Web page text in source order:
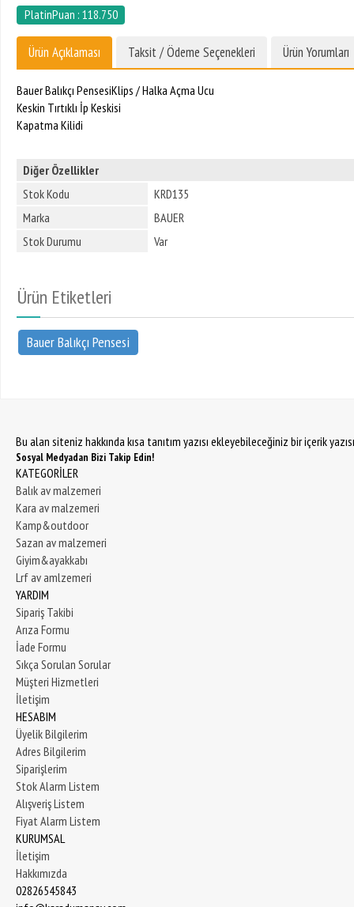
PlatinPuan : 118.750
Ürün Açıklaması Taksit / Ödeme Seçenekleri Ürün Yorumları
Bauer Balıkçı PensesiKlips / Halka Açma Ucu
Keskin Tırtıklı İp Keskisi
Kapatma Kilidi
Diğer Özellikler
Stok Kodu
KRD135
Marka
BAUER
Stok Durumu
Var
Ürün Etiketleri
Bauer Balıkçı Pensesi
Bu alan siteniz hakkında kısa tanıtım yazısı ekleyebileceğiniz bir içerik
Sosyal Medyadan Bizi Takip Edin!
KATEGORİLER
Balık av malzemeri
Kara av malzemeri
Kamp&outdoor
Sazan av malzemeri
Giyim&ayakkabı
Lrf av amlzemeri
YARDIM
Sipariş Takibi
Arıza Formu
İade Formu
Sıkça Sorulan Sorular
Müşteri Hizmetleri
İletişim
HESABIM
Üyelik Bilgilerim
Adres Bilgilerim
Siparişlerim
Stok Alarm Listem
Alışveriş Listem
Fiyat Alarm Listem
KURUMSAL
İletişim
Hakkımızda
02826545843